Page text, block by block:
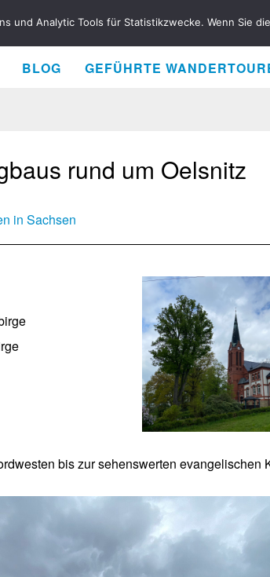
BLOG GEFÜHRTE
rund um Oelsnitz
in Sachsen
bis zur sehenswerten evangelischen
und Analytic Tools für Statistikzwecke. Wenn Sie